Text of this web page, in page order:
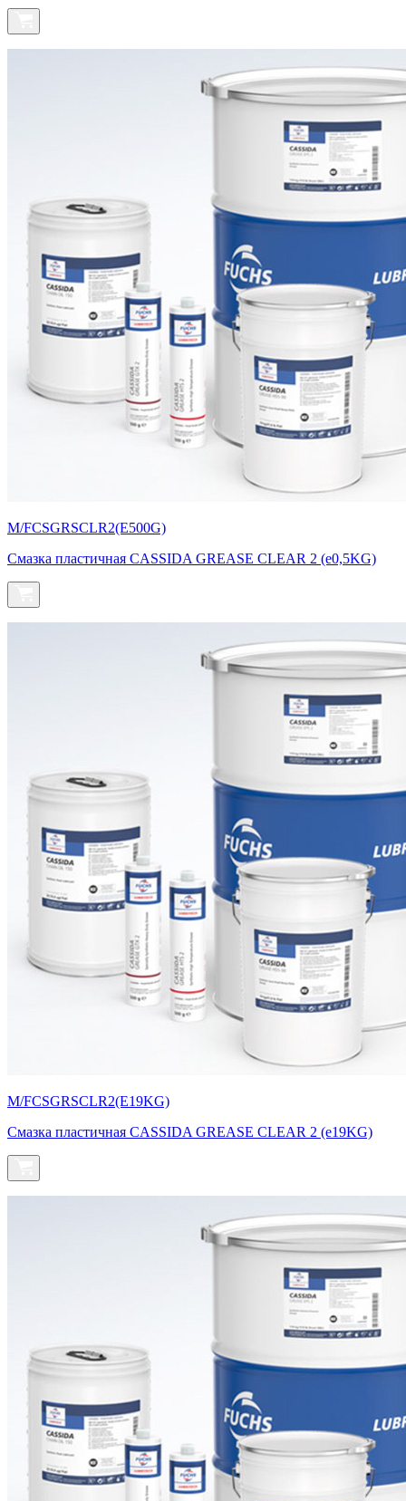
M/FCSGRSCLR2(E500G)
Смазка пластичная CASSIDA GREASE CLEAR 2 (e0,5KG)
M/FCSGRSCLR2(E19KG)
Смазка пластичная CASSIDA GREASE CLEAR 2 (e19KG)